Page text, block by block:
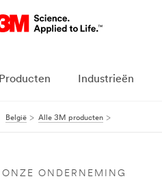
Producten Industrieën
België Alle 3M producten
ONZE ONDERNEMING